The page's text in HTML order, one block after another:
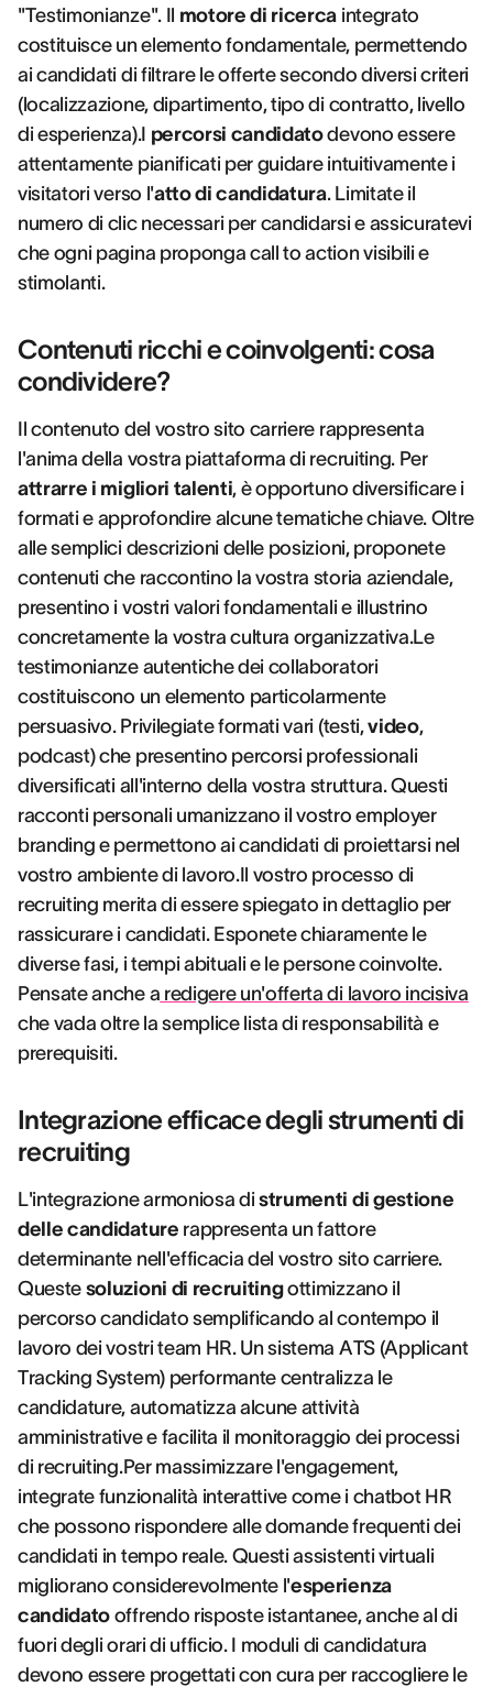
"Testimonianze". Il motore di ricerca integrato
costituisce un elemento fondamentale, permettendo
ai candidati di filtrare le offerte secondo diversi criteri
(localizzazione, dipartimento, tipo di contratto, livello
di esperienza).I percorsi candidatodevono essere
attentamente pianificati per guidare intuitivamente i
visitatori verso l'atto di candidatura. Limitate il
numero di clic necessari per candidarsi e assicuratevi
che ogni pagina proponga call to action visibili e
stimolanti.
Contenuti ricchi e coinvolgenti: cosa
condividere?
Il contenuto del vostro sito carriere rappresenta
l'anima della vostra piattaforma di recruiting. Per
attrarre i migliori talenti, è opportuno diversificare i
formati e approfondire alcune tematiche chiave. Oltre
alle semplici descrizioni delle posizioni, proponete
contenuti che raccontino la vostra storia aziendale,
presentino i vostri valori fondamentali e illustrino
concretamente la vostra cultura organizzativa.Le
testimonianze autentiche dei collaboratori
costituiscono un elemento particolarmente
persuasivo. Privilegiate formati vari (testi,video,
podcast) che presentino percorsi professionali
diversificati all'interno della vostra struttura. Questi
racconti personali umanizzano il vostro employer
branding e permettono ai candidati di proiettarsi nel
vostro ambiente di lavoro.Il vostro processo di
recruiting merita di essere spiegato in dettaglio per
rassicurare i candidati. Esponete chiaramente le
diverse fasi, i tempi abituali e le persone coinvolte.
Pensate anche a redigere un'offerta di lavoro incisiva
che vada oltre la semplice lista di responsabilità e
prerequisiti.
Integrazione efficace degli strumenti di
recruiting
L'integrazione armoniosa distrumenti di gestione
delle candidature rappresenta un fattore
determinante nell'efficacia del vostro sito carriere.
Queste soluzioni di recruitingottimizzano il
percorso candidato semplificando al contempo il
lavoro dei vostri team HR. Un sistema ATS (Applicant
Tracking System) performante centralizza le
candidature, automatizza alcune attività
amministrative e facilita il monitoraggio dei processi
di recruiting.Per massimizzare l'engagement,
integrate funzionalità interattive come i chatbot HR
che possono rispondere alle domande frequenti dei
candidati in tempo reale. Questi assistenti virtuali
migliorano considerevolmente l'esperienza
candidato offrendo risposte istantanee, anche al di
fuori degli orari di ufficio. I moduli di candidatura
devono essere progettati con cura per raccogliere le